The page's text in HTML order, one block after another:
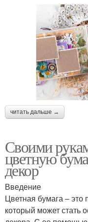
читать дальше →
Своими
цветную
декор
Введение
Цветная бумага – это
который может стать